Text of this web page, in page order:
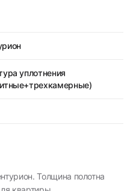
уплотнения
Толщина полотна